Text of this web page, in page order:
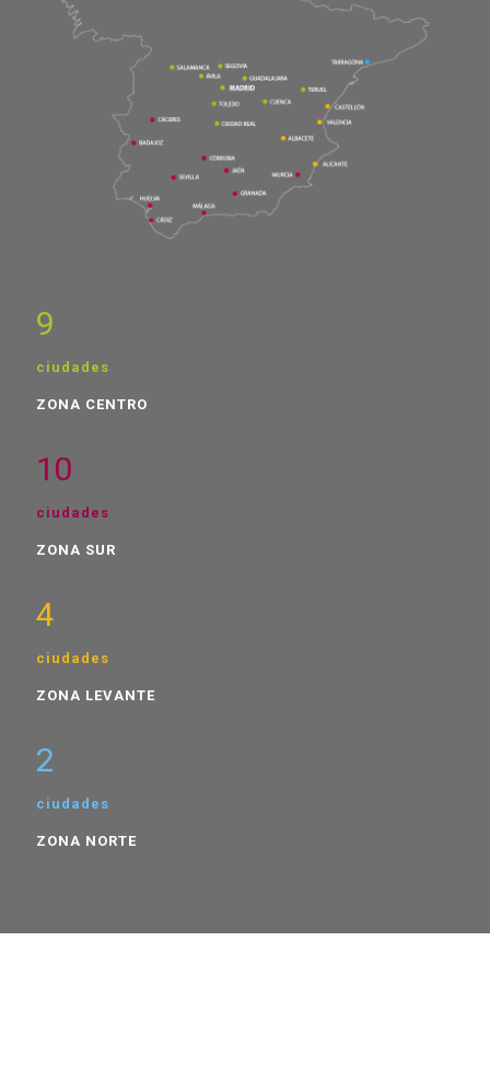
9
ciudades
ZONA CENTRO
10
ciudades
ZONA SUR
4
ciudades
ZONA LEVANTE
2
ciudades
ZONA NORTE